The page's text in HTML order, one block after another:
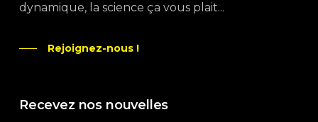
dynamique, la science ça vous plait...
Rejoignez-nous !
Recevez nos nouvelles